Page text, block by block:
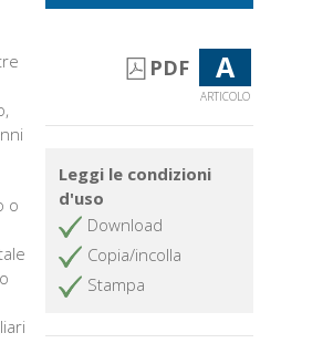
o
PDF A
ARTICOLO
Leggi le condizioni
d'uso
Download
Copia/incolla
Stampa